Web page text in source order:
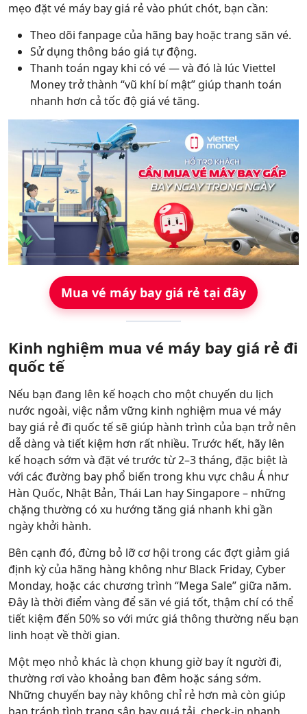
mẹo đặt vé máy bay giá rẻ vào phút chót, bạn cần:
Theo dõi fanpage của hãng bay hoặc trang săn vé.
Sử dụng thông báo giá tự động.
Thanh toán ngay khi có vé — và đó là lúc Viettel
Money trở thành “vũ khí bí mật” giúp thanh toán
nhanh hơn cả tốc độ giá vé tăng.
Mua vé máy bay giá rẻ tại đây
Kinh nghiệm mua vé máy bay giá rẻ đi
quốc tế
Nếu bạn đang lên kế hoạch cho một chuyến du lịch
nước ngoài, việc nắm vững kinh nghiệm mua vé máy
bay giá rẻ đi quốc tế sẽ giúp hành trình của bạn trở nên
dễ dàng và tiết kiệm hơn rất nhiều. Trước hết, hãy lên
kế hoạch sớm và đặt vé trước từ 2–3 tháng, đặc biệt là
với các đường bay phổ biến trong khu vực châu Á như
Hàn Quốc, Nhật Bản, Thái Lan hay Singapore – những
chặng thường có xu hướng tăng giá nhanh khi gần
ngày khởi hành.
Bên cạnh đó, đừng bỏ lỡ cơ hội trong các đợt giảm giá
định kỳ của hãng hàng không như Black Friday, Cyber
Monday, hoặc các chương trình “Mega Sale” giữa năm.
Đây là thời điểm vàng để săn vé giá tốt, thậm chí có thể
tiết kiệm đến 50% so với mức giá thông thường nếu bạn
linh hoạt về thời gian.
Một mẹo nhỏ khác là chọn khung giờ bay ít người đi,
thường rơi vào khoảng ban đêm hoặc sáng sớm.
Những chuyến bay này không chỉ rẻ hơn mà còn giúp